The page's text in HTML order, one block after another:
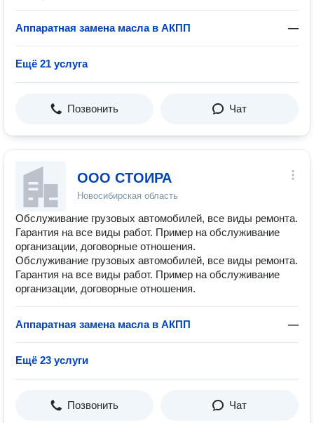
Аппаратная замена масла в АКПП —
Ещё 21 услуга
Позвонить Чат
ООО СТОИРА
Новосибирская область
Обслуживание грузовых автомобилей, все виды ремонта.
Гарантия на все виды работ. Пример на обслуживание
организации, договорные отношения.
Обслуживание грузовых автомобилей, все виды ремонта.
Гарантия на все виды работ. Пример на обслуживание
организации, договорные отношения.
Аппаратная замена масла в АКПП —
Ещё 23 услуги
Позвонить Чат